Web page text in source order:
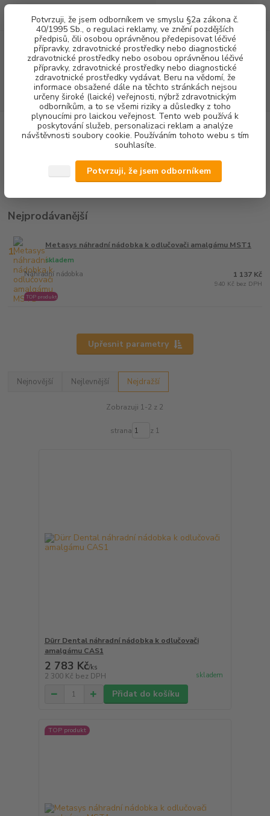
Potvrzuji, že jsem odborníkem ve smyslu §2a zákona č.
40/1995 Sb., o regulaci reklamy, ve znění pozdějších
předpisů, čili osobou oprávněnou předepisovat léčivé
přípravky, zdravotnické prostředky nebo diagnostické
zdravotnické prostředky nebo osobou oprávněnou léčivé
přípravky, zdravotnické prostředky nebo diagnostické
zdravotnické prostředky vydávat. Beru na vědomí, že
informace obsažené dále na těchto stránkách nejsou
určeny široké (laické) veřejnosti, nýbrž zdravotnickým
odborníkům, a to se všemi riziky a důsledky z toho
plynoucími pro laickou veřejnost. Tento web používá k
poskytování služeb, personalizaci reklam a analýze
návštěvnosti soubory cookie. Používáním tohoto webu s tím
souhlasíte.
Potvrzuji, že jsem odborníkem
Menu
CZK
Hledat
(Po-Pá, 8-16 hod.)
za0,00 Kč
DOPLŇKOVÝ SORTIMENT NÁHRADNÍ NÁDOBKY
NÁHRADNÍ NÁDOBKY
Náhradní nádobky k odlučovači amalgámu
Nejprodávanější
1. Metasys náhradní nádobka k odlučovači amalgámu MST1
Náhradní nádobka
skladem
TOP produkt
1 137 Kč
940 Kč bez DPH
Upřesnit parametry
Nejnovější Nejlevnější Nejdražší
Zobrazuji 1-2 z 2
strana z 1
Dürr Dental náhradní nádobka k odlučovači
amalgámu CAS1
2 783 Kč/ks
2 300 Kč bez DPH skladem
Přidat do košíku
TOP produkt